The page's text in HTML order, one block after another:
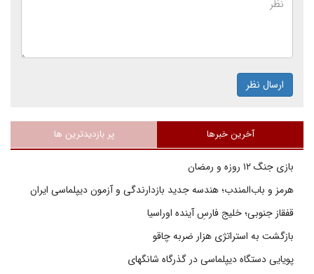
ارسال نظر
آخرین خبرها پر بازدیدترین ها
بازی جنگ ۱۲ روزه و رمضان
هرمز و باب‌المندب؛ هندسه جدید بازدارندگی و آزمون دیپلماسی ایران
قفقاز جنوبی؛ خلیج فارسِ آینده اوراسیا
بازگشت به استراتژی هزار ضربه چاقو
پویایی دستگاه دیپلماسی در گذرگاه شانگهای